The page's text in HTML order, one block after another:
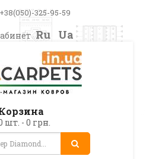
+38(050)-325-95-59
Ru Ua
шт. - 0 грн.